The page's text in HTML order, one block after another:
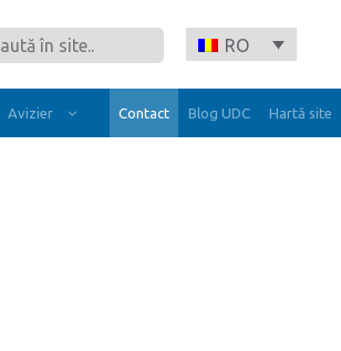
RO
Avizier Contact Blog UDC Hartă site